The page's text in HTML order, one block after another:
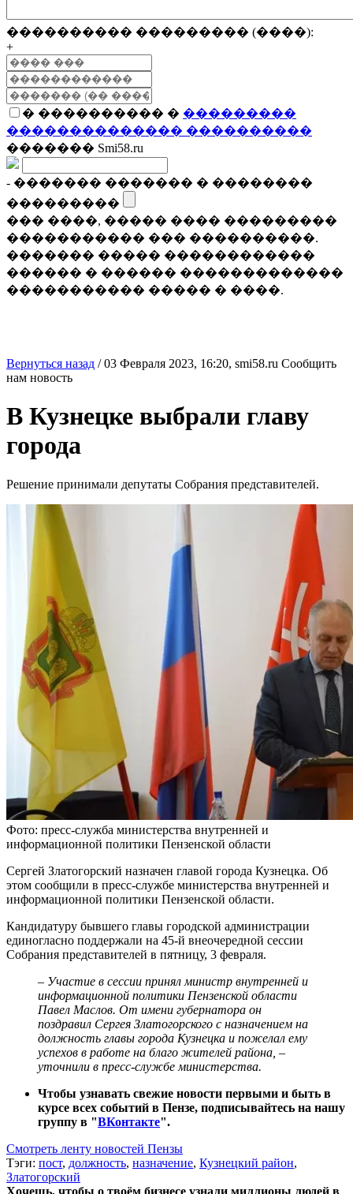
���������� ��������� (����):
+
� ���������� � ���������
�������������� ����������
������� Smi58.ru
- ������� ������� � ��������
���������
��� ����, ����� ���� ���������
����������� ��� ����������.
������� ����� ������������
������ � ������ �������������
����������� ����� � ����.
Вернуться назад /03 Февраля 2023, 16:20, smi58.ru Сообщить
нам новость
В Кузнецке выбрали главу
города
Решение принимали депутаты Собрания представителей.
Фото: пресс-служба министерства внутренней и
информационной политики Пензенской области
Сергей Златогорский назначен главой города Кузнецка. Об
этом сообщили в пресс-службе министерства внутренней и
информационной политики Пензенской области.
Кандидатуру бывшего главы городской администрации
единогласно поддержали на 45-й внеочередной сессии
Собрания представителей в пятницу, 3 февраля.
– Участие в сессии принял министр внутренней и
информационной политики Пензенской области
Павел Маслов. От имени губернатора он
поздравил Сергея Златогорского с назначением на
должность главы города Кузнецка и пожелал ему
успехов в работе на благо жителей района, –
уточнили в пресс-службе министерства.
Чтобы узнавать свежие новости первыми и быть в
курсе всех событий в Пензе, подписывайтесь на нашу
группу в "ВКонтакте".
Смотреть ленту новостей Пензы
Тэги: пост, должность, назначение, Кузнецкий район,
Златогорский
Хочешь, чтобы о твоём бизнесе узнали миллионы людей в